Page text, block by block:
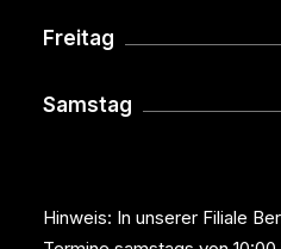
Freitag
Samstag
Hinweis: In unserer Filiale